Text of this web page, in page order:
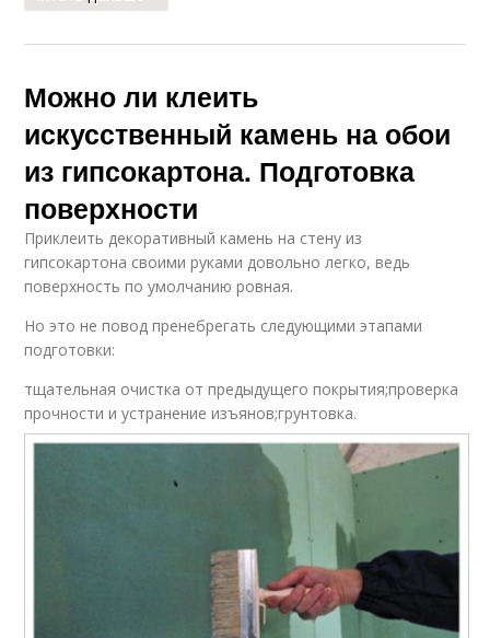
Можно ли клеить
искусственный камень на обои
из гипсокартона. Подготовка
поверхности
Приклеить декоративный камень на стену из
гипсокартона своими руками довольно легко, ведь
поверхность по умолчанию ровная.
Но это не повод пренебрегать следующими этапами
подготовки:
тщательная очистка от предыдущего покрытия;проверка
прочности и устранение изъянов;грунтовка.